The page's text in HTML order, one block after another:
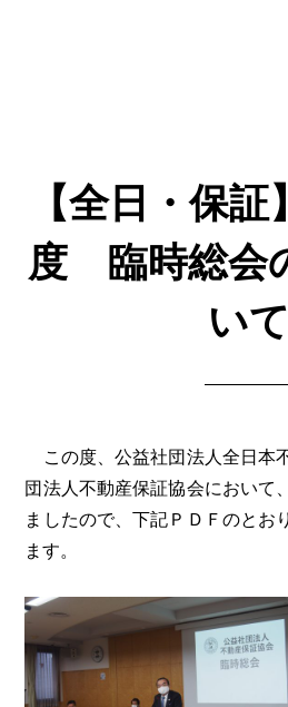
【全日・保
度 臨時総会
いて
この度、公益社団法人全日本
団法人不動産保証協会において
ましたので、下記ＰＤＦのとお
ます。